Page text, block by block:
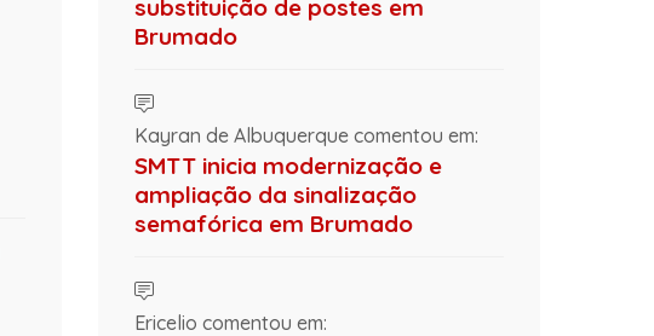
substituição de postes em
Brumado
Kayran de Albuquerque comentou em:
SMTT inicia modernização e
ampliação da sinalização
semafórica em Brumado
Ericelio comentou em: